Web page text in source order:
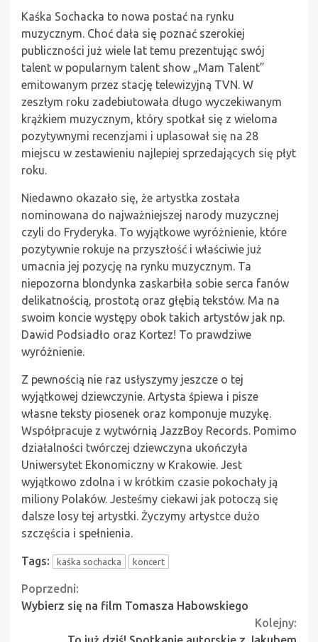
Kaśka Sochacka to nowa postać na rynku
muzycznym. Choć dała się poznać szerokiej
publiczności już wiele lat temu prezentując swój
talent w popularnym talent show „Mam Talent”
emitowanym przez stację telewizyjną TVN. W
zeszłym roku zadebiutowała długo wyczekiwanym
krążkiem muzycznym, który spotkał się z wieloma
pozytywnymi recenzjami i uplasował się na 28
miejscu w zestawieniu najlepiej sprzedających się płyt
roku.
Niedawno okazało się, że artystka została
nominowana do najważniejszej narody muzycznej
czyli do Fryderyka. To wyjątkowe wyróżnienie, które
pozytywnie rokuje na przyszłość i właściwie już
umacnia jej pozycję na rynku muzycznym. Ta
niepozorna blondynka zaskarbiła sobie serca fanów
delikatnością, prostotą oraz głębią tekstów. Ma na
swoim koncie występy obok takich artystów jak np.
Dawid Podsiadło oraz Kortez! To prawdziwe
wyróżnienie.
Z pewnością nie raz usłyszymy jeszcze o tej
wyjątkowej dziewczynie. Artysta śpiewa i pisze
własne teksty piosenek oraz komponuje muzykę.
Współpracuje z wytwórnią JazzBoy Records. Pomimo
działalności twórczej dziewczyna ukończyła
Uniwersytet Ekonomiczny w Krakowie. Jest
wyjątkowo zdolna i w krótkim czasie pokochały ją
miliony Polaków. Jesteśmy ciekawi jak potoczą się
dalsze losy tej artystki. Życzymy artystce dużo
szczęścia i spełnienia.
Tags: kaśka sochacka koncert
Continue
Reading
Poprzedni:
Wybierz się na film Tomasza Habowskiego
Kolejny: